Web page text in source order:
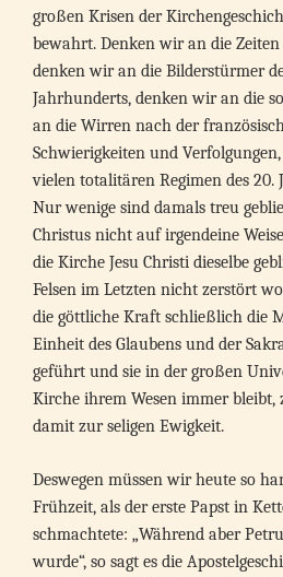
großen Krisen der
bewahrt. Denken wir an die
denken wir an die Bilderstürmer
Jahrhunderts, denken wir an die
an die Wirren nach der
Schwierigkeiten und
vielen totalitären Regimen des
Nur wenige sind damals treu
Christus nicht auf irgendeine
die Kirche Jesu Christi dieselbe
Felsen im Letzten nicht zerstört
die göttliche Kraft schließlich die
Einheit des Glaubens und der
geführt und sie in der großen
Kirche ihrem Wesen immer
damit zur seligen Ewigkeit.
Deswegen müssen wir heute so
Frühzeit, als der erste Papst in
schmachtete: „Während aber
wurde“, so sagt es die